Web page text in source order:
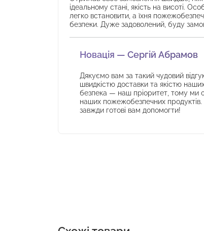
ідеальному стані, якість на висоті.
легко встановити, а їхня
безпеки. Дуже задоволений, буду
Новація — Сергій Абрамов
Дякуємо вам за такий чудовий
швидкістю доставки та якістю
безпека — наш пріоритет, тому ми
наших пожежобезпечних продуктів.
завжди готові вам допомогти!